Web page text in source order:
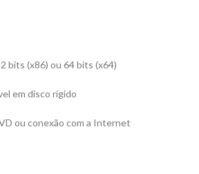
bits (x86) ou 64 bits (x64)
em disco rígido
ou conexão com a Internet